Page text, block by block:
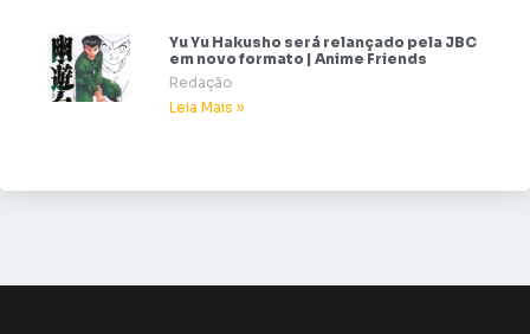
Yu Yu Hakusho será relançado pela JBC
em novo formato | Anime Friends
Redação
Leia Mais »